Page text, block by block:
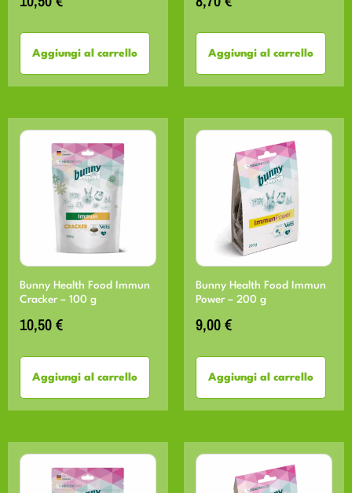
Aggiungi al carrello Aggiungi al carrello
Bunny Health Food Immun
Cracker – 100 g
10,50€
Aggiungi al carrello
Bunny Health Food Immun
Power – 200 g
9,00€
Aggiungi al carrello